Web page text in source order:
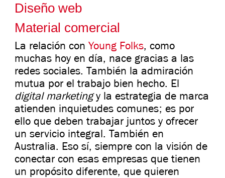
Diseño web
Material comercial
La relación con Young Folks, como
muchas hoy en día, nace gracias a las
redes sociales. También la admiración
mutua por el trabajo bien hecho. El
digital marketingy la estrategia de marca
atienden inquietudes comunes; es por
ello que deben trabajar juntos y ofrecer
un servicio integral. También en
Australia. Eso sí, siempre con la visión de
conectar con esas empresas que tienen
un propósito diferente, que quieren